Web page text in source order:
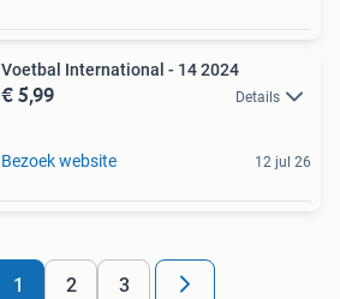
Voetbal International - 14 2024
€ 5,99 Details
Bezoek website 12 jul 26
1 2 3